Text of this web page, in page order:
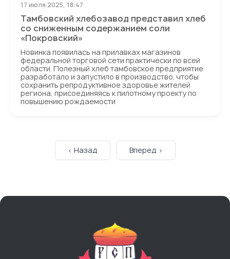
Тамбовский хлебозавод представил хлеб
со сниженным содержанием соли
«Покровский»
17 июля 2025, 18:47
Новинка появилась на прилавках магазинов
федеральной торговой сети практически по всей
области. Полезный хлеб тамбовское предприятие
разработало и запустило в производство, чтобы
сохранить репродуктивное здоровье жителей
региона, присоединяясь к пилотному проекту по
повышению рождаемости
< Назад Вперед >